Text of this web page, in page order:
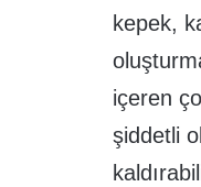
kepek,
içeren
şiddetli